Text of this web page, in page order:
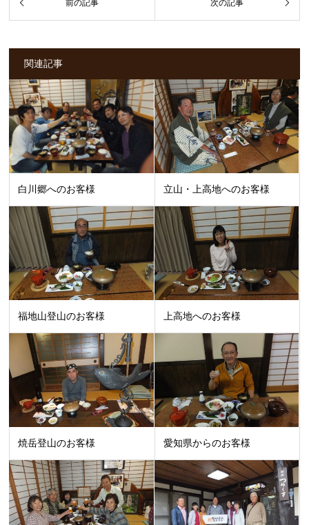
関連記事
白川郷へのお客様 立山・上高地へのお客様
福地山登山のお客様 上高地へのお客様
焼岳登山のお客様 愛知県からのお客様